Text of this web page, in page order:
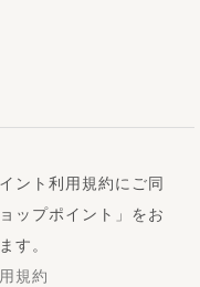
ント利用規約にご同
ップポイント」をお
す。
規約